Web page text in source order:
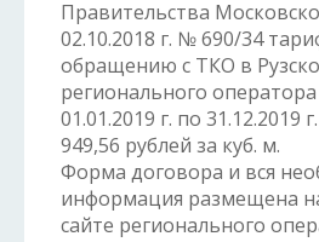
Правительства
02.10.2018 г. № 690/34
обращению с ТКО в
регионального
01.01.2019 г. по 31.12.2019
949,56 рублей за куб. м.
Форма договора и вся
информация размещена
сайте регионального